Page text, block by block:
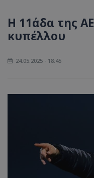
Η 11άδα της
κυπέλλου
24.05.2025 - 18:45